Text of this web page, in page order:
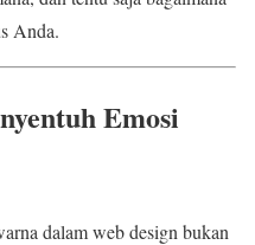
Anda.
Emosi
dalam web design bukan